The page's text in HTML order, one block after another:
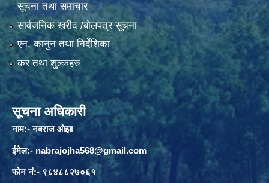
सूचना तथा समाचार
सार्वजनिक खरीद /बोलपत्र सूचना
एन, कानुन तथा निर्देशिका
कर तथा शुल्कहरु
सूचना अधिकारी
नाम:- नबराज ओझा
ईमेल:- nabrajojha568@gmail.com
फोन नं:- ९८४८८२७०६१